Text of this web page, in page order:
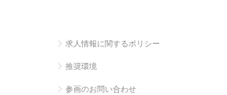
求人情報に関するポリシー
推奨環境
参画のお問い合わせ